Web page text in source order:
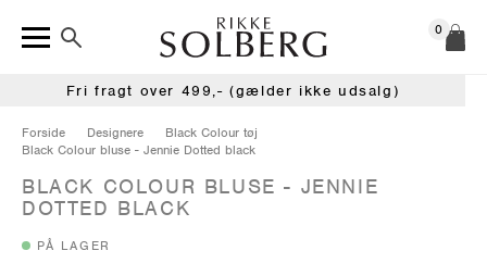
0
Fri fragt over 499,- (gælder ikke udsalg)
Forside Designere
Black Colour tøj
Black Colour bluse - Jennie Dotted black
BLACK COLOUR BLUSE - JENNIE
DOTTED BLACK
PÅ LAGER